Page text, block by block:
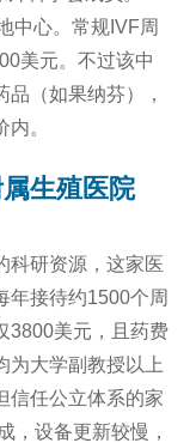
中心。常规IVF周
美元。不过该中
（如果纳芬），
。
生殖医院
科研资源，这家医
年接待约1500个周
美元，且药费
为大学副教授以上
信任公立体系的家
，设备更新较慢，